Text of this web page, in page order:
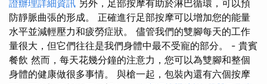
證辦理詳細資訊 另外，足部按摩有助於淋巴循環，可以預
防靜脈曲張的形成。 正確進行足部按摩可以增加您的能量
水平並減輕壓力和疲勞症狀。 儘管我們的雙腳每天的工作
量很大，但它們往往是我們身體中最不受寵的部分。 - 貴賓
餐飲 然而，每天花幾分鐘的注意力，您可以為雙腳和整個
身體的健康做很多事情。 與槍一起，包裝內還有六個按摩